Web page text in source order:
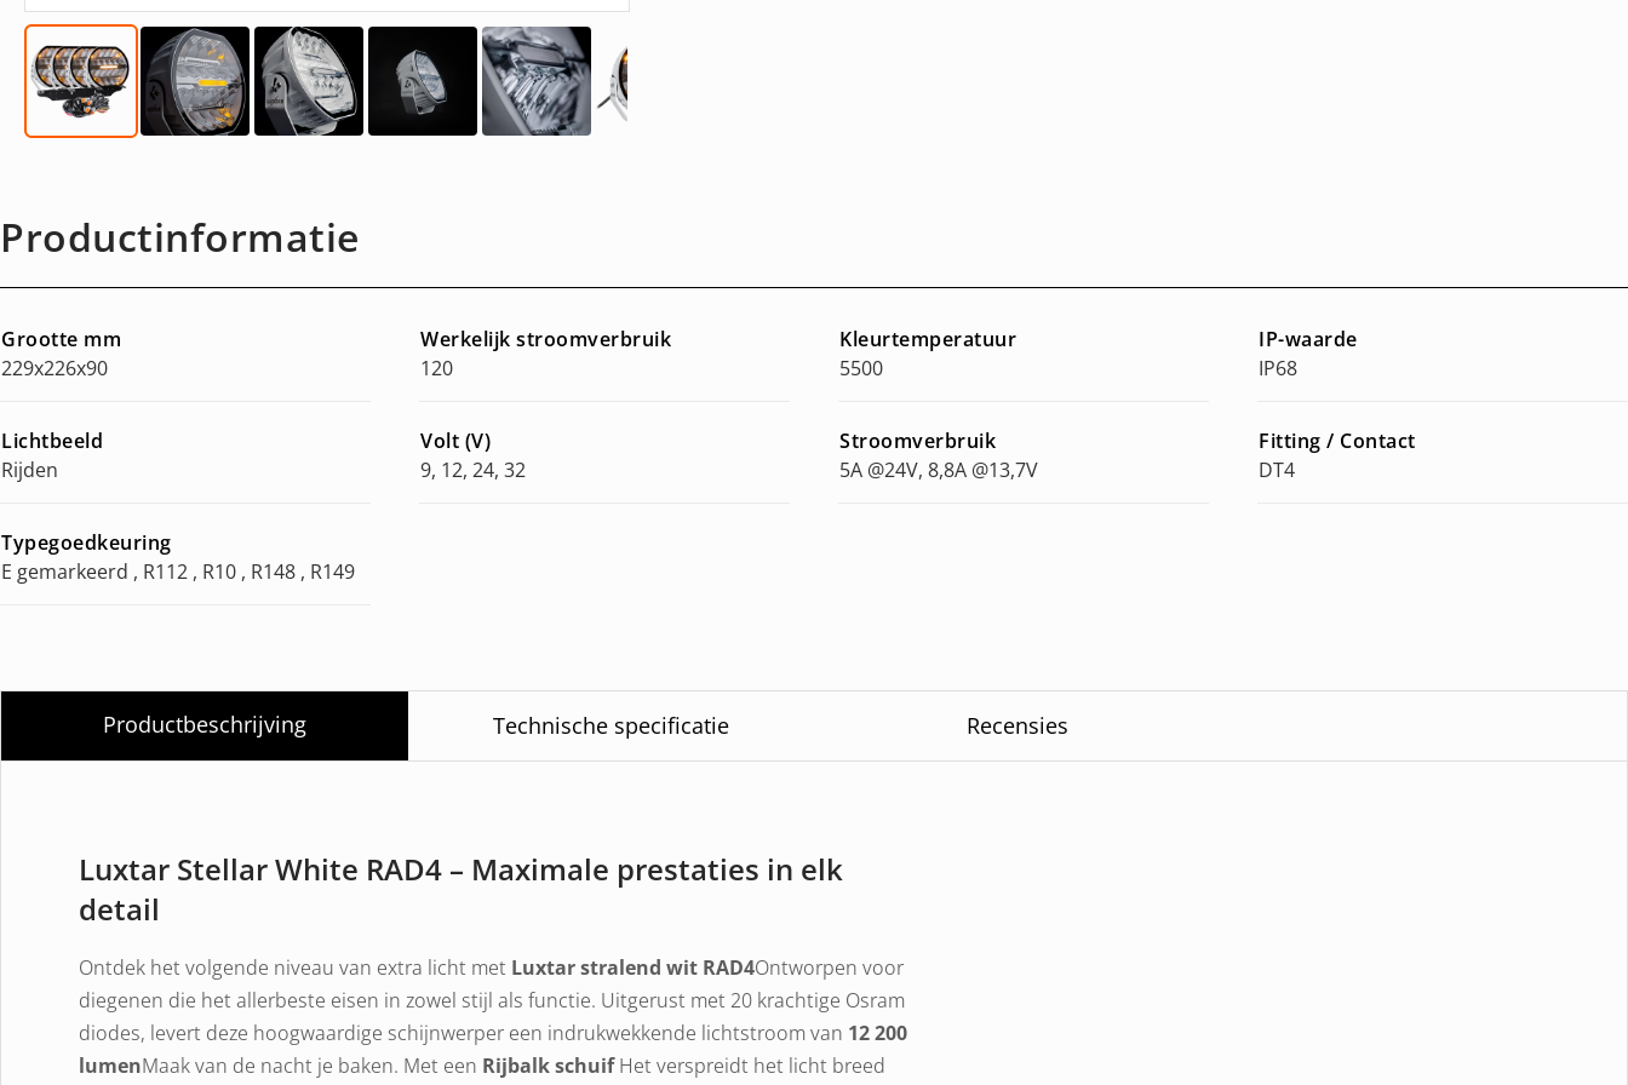
Productinformatie
Grootte mm
229x226x90
Werkelijk stroomverbruik
120
Kleurtemperatuur
5500
IP-waarde
IP68
Lichtbeeld
Rijden
Volt (V)
9, 12, 24, 32
Stroomverbruik
5A @24V, 8,8A @13,7V
Fitting / Contact
DT4
Typegoedkeuring
E gemarkeerd , R112 , R10 , R148 , R149
Productbeschrijving Technische specificatie Recensies
Luxtar Stellar White RAD4 – Maximale prestaties in elk
detail
Ontdek het volgende niveau van extra licht met Luxtar stralend wit RAD4Ontworpen voor
diegenen die het allerbeste eisen in zowel stijl als functie. Uitgerust met 20 krachtige Osram
diodes, levert deze hoogwaardige schijnwerper een indrukwekkende lichtstroom van 12 200
lumenMaak van de nacht je baken. Met een Rijbalk schuifHet verspreidt het licht breed